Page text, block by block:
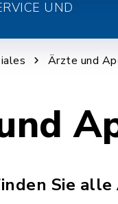
UND
Ärzte und
Sie